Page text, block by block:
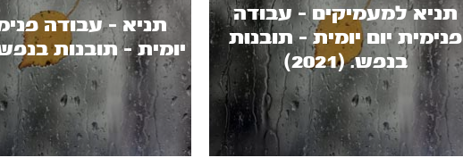
תניא למעמיקים - עבודה
פנימית יום יומית - תובנות
בנפש. (2021)
תניא - עבודה
יומית - תובנות בנפש.